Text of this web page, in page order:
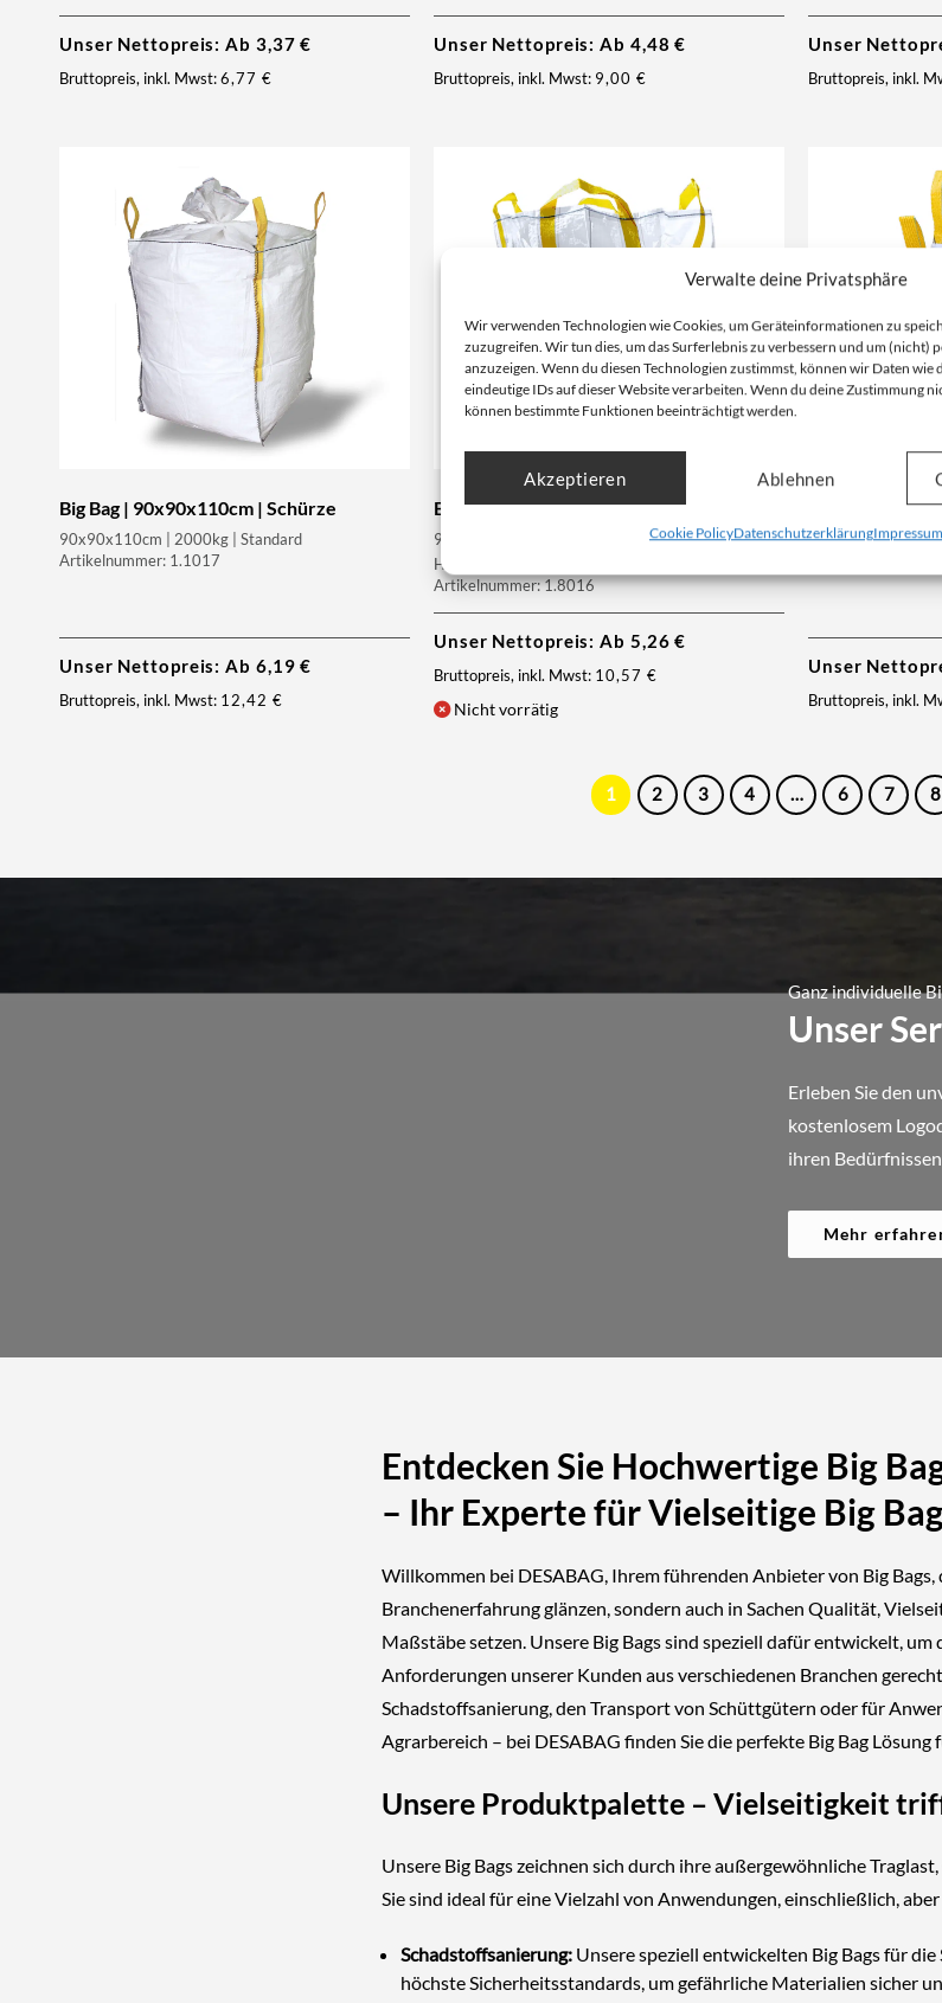
Verwalte deine Privatsphäre
Wir verwenden Technologien wie Cookies, um Geräteinformationen zu
zuzugreifen. Wir tun dies, um das Surferlebnis zu verbessern und um (nicht)
anzuzeigen. Wenn du diesen Technologien zustimmst, können wir Daten wie
eindeutige IDs auf dieser Website verarbeiten. Wenn du deine Zustimmung
können bestimmte Funktionen beeinträchtigt werden.
Akzeptieren Ablehnen
Cookie PolicyDatenschutzerklärungImpressum
Unser Nettopreis: Ab 3,37€
Bruttopreis, inkl. Mwst:6,77 €
Unser Nettopreis: Ab 4,48€
Bruttopreis, inkl. Mwst: 9,00 €
Unser
Bruttopreis, inkl.
Big Bag | 90x90x110cm | Schürze
90x90x110cm | 2000kg | Standard
Artikelnummer: 1.1017
Unser Nettopreis: Ab 6,19€
Bruttopreis, inkl. Mwst: 12,42 €
Big Bag | 90x90x110cm | Cross Corner
90x90x110cm | 1500kg | 4 Cross Corner
Hebeschlaufen
Artikelnummer: 1.8016
Unser Nettopreis: Ab 5,26€
Bruttopreis, inkl. Mwst: 10,57 €
Nicht vorrätig
Mini Big Bag |
45x45x60cm |
Unser
Bruttopreis, inkl.
1 2 3 4 … 6 7 8
Ganz individuelle
Unser
Erleben Sie den
kostenlosem
ihren
Mehr
Entdecken Sie Hochwertige Big
– Ihr Experte für Vielseitige Big
Willkommen bei DESABAG, Ihrem führenden Anbieter von Big
Branchenerfahrung glänzen, sondern auch in Sachen Qualität,
Maßstäbe setzen. Unsere Big Bags sind speziell dafür entwickelt, um
Anforderungen unserer Kunden aus verschiedenen Branchen
Schadstoffsanierung, den Transport von Schüttgütern oder für
Agrarbereich – bei DESABAG finden Sie die perfekte Big Bag Lösung
Unsere Produktpalette – Vielseitigkeit
Unsere Big Bags zeichnen sich durch ihre außergewöhnliche
Sie sind ideal für eine Vielzahl von Anwendungen, einschließlich,
Schadstoffsanierung: Unsere speziell entwickelten Big Bags für
höchste Sicherheitsstandards, um gefährliche Materialien sicher